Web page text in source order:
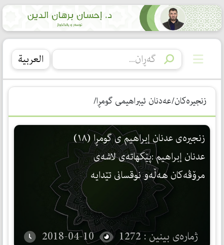
العربیة
زنجیرەکان/عه‌دنان ئیبراهیمی گومڕا/
زنجيره‌ى عدنان إبراهيم ى گومڕا (١٨)
عدنان إبراهيم :پێكهاته‌ى لاشه‌ى
مرۆڤه‌كان هه‌ڵه‌و نوقسانى تێدايه‌
ژمارەی بینین : 1272 2018-04-10